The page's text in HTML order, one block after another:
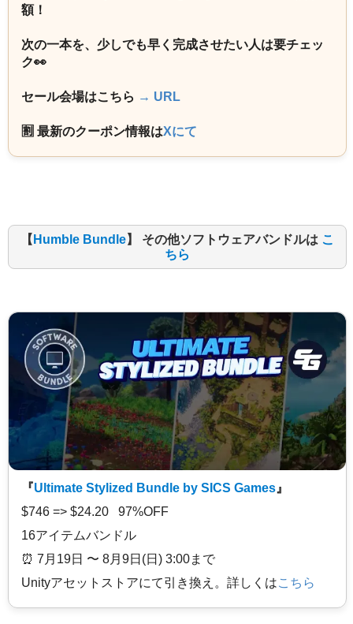
額！
次の一本を、少しでも早く完成させたい人は要チェッ
ク👀
セール会場はこちら → URL
🈹 最新のクーポン情報はXにて
【 Humble Bundle】 その他ソフトウェアバンドルは こ
ちら
『Ultimate Stylized Bundle by SICS Games 』
$746 => $24.20 97%OFF
16アイテムバンドル
⏰️ 7月19日 〜 8月9日(日) 3:00まで
Unityアセットストアにて引き換え。詳しくはこちら